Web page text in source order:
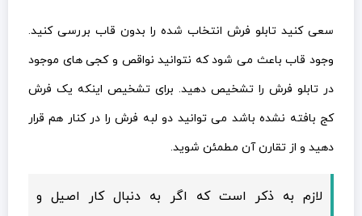
سعی کنید تابلو فرش انتخاب شده را بدون قاب بررسی کنید.
وجود قاب باعث می شود که نتوانید نواقص و کجی های موجود
در تابلو فرش را تشخیص دهید. برای تشخیص اینکه یک فرش
کج بافته نشده باشد می توانید دو لبه فرش را در کنار هم قرار
دهید و از تقارن آن مطمئن شوید.
لازم به ذکر است که اگر به دنبال کار اصیل و